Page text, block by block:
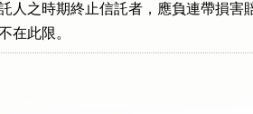
人之時期終止信託者，應負連帶損害
在此限。